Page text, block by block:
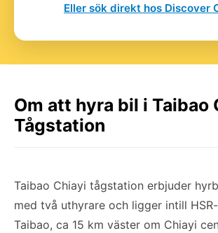
Eller sök direkt hos Discover
Om att hyra bil i Taibao
Tågstation
Taibao Chiayi tågstation erbjuder
med två uthyrare och ligger intill
Taibao, ca 15 km väster om Chiayi